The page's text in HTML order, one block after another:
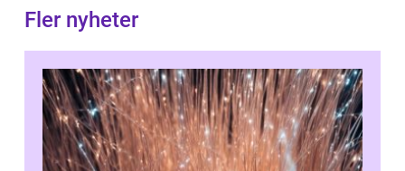
Fler nyheter